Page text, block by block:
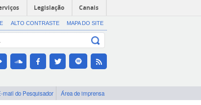
Legislação Canais
ALTO CONTRASTE MAPA DO SITE
mail do Pesquisador Área de imprensa